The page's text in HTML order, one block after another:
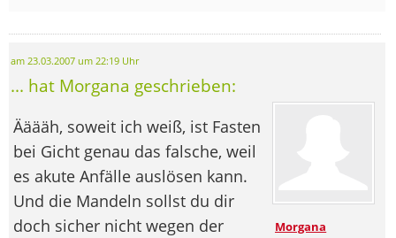
am 23.03.2007 um 22:19 Uhr
... hat Morgana geschrieben:
Morgana
Ääääh, soweit ich weiß, ist Fasten
bei Gicht genau das falsche, weil
es akute Anfälle auslösen kann.
Und die Mandeln sollst du dir
doch sicher nicht wegen der